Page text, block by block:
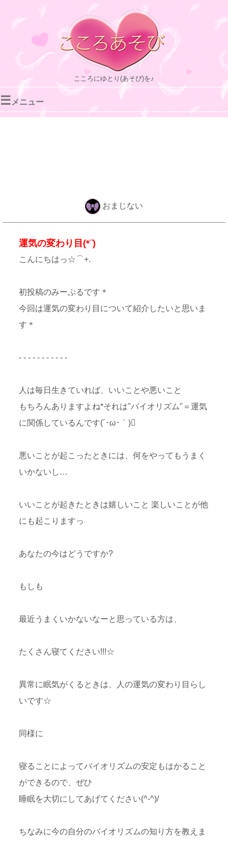
こころにゆとり(あそび)を♪
☰ メニュー
おまじない
運気の変わり目(*¨)
こんにちはっ☆⌒+.
初投稿のみーぷるです＊
今回は運気の変わり目について紹介したいと思いま
す＊
- - - - - - - - - - -
人は毎日生きていれば、いいことや悪いこと
もちろんありますよね*それは"バイオリズム"＝運気
に関係しているんです(´･ω･｀)
悪いことが起こったときには、何をやってもうまく
いかないし…
いいことが起きたときは嬉しいこと 楽しいことが他
にも起こりますっ
あなたの今はどうですか?
もしも
最近うまくいかないなーと思っている方は、
たくさん寝てください!!!☆
異常に眠気がくるときは、人の運気の変わり目らし
いです☆
同様に
寝ることによってバイオリズムの安定もはかること
ができるので、ぜひ
睡眠を大切にしてあげてください(^-^)/
ちなみに今の自分のバイオリズムの知り方を教えま